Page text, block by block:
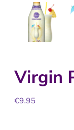
Virgin
€9.95